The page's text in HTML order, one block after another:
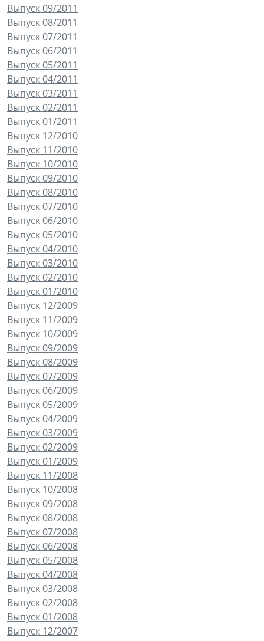
Выпуск 09/2011
Выпуск 08/2011
Выпуск 07/2011
Выпуск 06/2011
Выпуск 05/2011
Выпуск 04/2011
Выпуск 03/2011
Выпуск 02/2011
Выпуск 01/2011
Выпуск 12/2010
Выпуск 11/2010
Выпуск 10/2010
Выпуск 09/2010
Выпуск 08/2010
Выпуск 07/2010
Выпуск 06/2010
Выпуск 05/2010
Выпуск 04/2010
Выпуск 03/2010
Выпуск 02/2010
Выпуск 01/2010
Выпуск 12/2009
Выпуск 11/2009
Выпуск 10/2009
Выпуск 09/2009
Выпуск 08/2009
Выпуск 07/2009
Выпуск 06/2009
Выпуск 05/2009
Выпуск 04/2009
Выпуск 03/2009
Выпуск 02/2009
Выпуск 01/2009
Выпуск 11/2008
Выпуск 10/2008
Выпуск 09/2008
Выпуск 08/2008
Выпуск 07/2008
Выпуск 06/2008
Выпуск 05/2008
Выпуск 04/2008
Выпуск 03/2008
Выпуск 02/2008
Выпуск 01/2008
Выпуск 12/2007